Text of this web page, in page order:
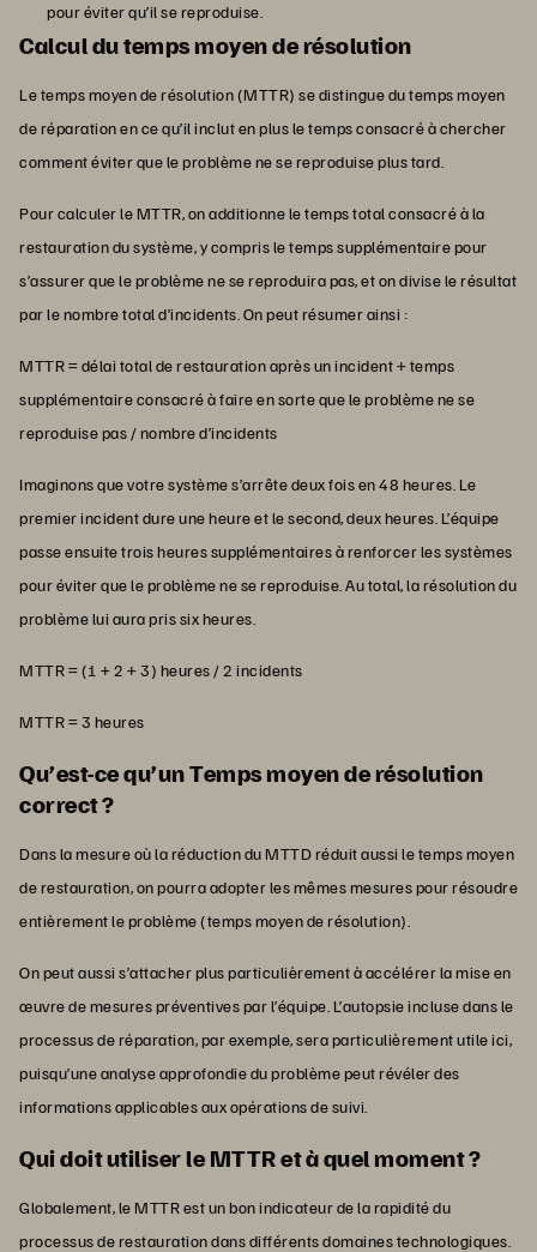
pour éviter qu’il se reproduise.
Calcul du temps moyen de résolution
Le temps moyen de résolution (MTTR) se distingue du temps moyen
de réparation en ce qu’il inclut en plus le temps consacré à chercher
comment éviter que le problème ne se reproduise plus tard.
Pour calculer le MTTR, on additionne le temps total consacré à la
restauration du système, y compris le temps supplémentaire pour
s’assurer que le problème ne se reproduira pas, et on divise le résultat
par le nombre total d’incidents. On peut résumer ainsi :
MTTR = délai total de restauration après un incident + temps
supplémentaire consacré à faire en sorte que le problème ne se
reproduise pas / nombre d’incidents
Imaginons que votre système s’arrête deux fois en 48 heures. Le
premier incident dure une heure et le second, deux heures. L’équipe
passe ensuite trois heures supplémentaires à renforcer les systèmes
pour éviter que le problème ne se reproduise. Au total, la résolution du
problème lui aura pris six heures.
MTTR = (1 + 2 + 3) heures / 2 incidents
MTTR = 3 heures
Qu’est-ce qu’un Temps moyen de résolution
correct ?
Dans la mesure où la réduction du MTTD réduit aussi le temps moyen
de restauration, on pourra adopter les mêmes mesures pour résoudre
entièrement le problème (temps moyen de résolution).
On peut aussi s’attacher plus particulièrement à accélérer la mise en
œuvre de mesures préventives par l’équipe. L’autopsie incluse dans le
processus de réparation, par exemple, sera particulièrement utile ici,
puisqu’une analyse approfondie du problème peut révéler des
informations applicables aux opérations de suivi.
Qui doit utiliser le MTTR et à quel moment ?
Globalement, le MTTR est un bon indicateur de la rapidité du
processus de restauration dans différents domaines technologiques.